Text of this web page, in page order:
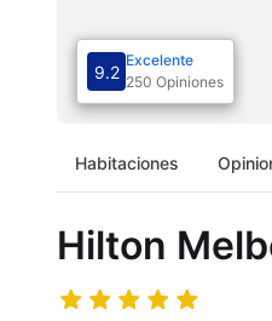
9.2
Excelente
250 Opiniones
Habitaciones
Hilton